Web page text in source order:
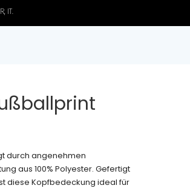
IT.
durch angenehmen
aus 100% Polyester. Gefertigt
diese Kopfbedeckung ideal für